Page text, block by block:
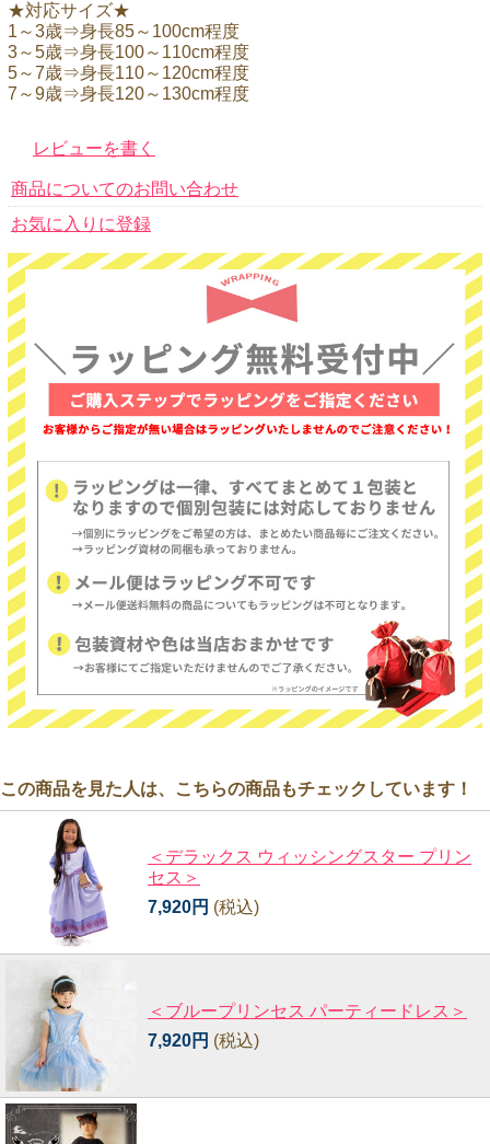
★対応サイズ★
1～3歳⇒身長85～100cm程度
3～5歳⇒身長100～110cm程度
5～7歳⇒身長110～120cm程度
7～9歳⇒身長120～130cm程度
レビューを書く
商品についてのお問い合わせ
お気に入りに登録
この商品を見た人は、こちらの商品もチェックしています！
＜デラックス ウィッシングスター プリン
セス＞
7,920円 (税込)
＜ブループリンセス パーティードレス＞
7,920円 (税込)